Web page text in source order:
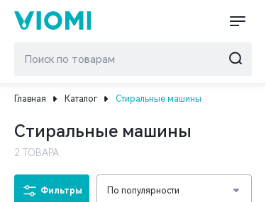
Главная Каталог Стиральные машины
Стиральные машины
2 ТОВАРА
Фильтры По популярности